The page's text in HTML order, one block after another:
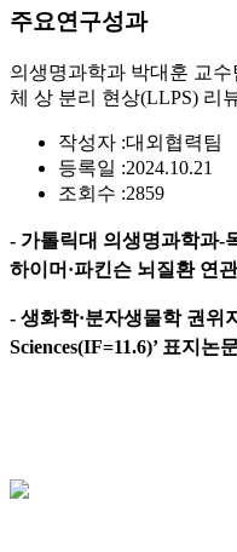
주요연구성과
의생명과학과 박대훈 교
체 상 분리 현상(LLPS) 리
작성자 :대외협력팀
등록일 :2024.10.21
조회수 :2859
- 가톨릭대 의생명과학과-
하이머·파킨슨 뇌질환 연
- 생화학·분자생물학 권위
Sciences(IF=11.6)’ 표지논